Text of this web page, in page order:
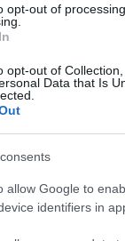
opt-out of
opt-out of
Data that Is
allow Google to
identifiers in
Scott, aki
koncertjét
van az, hogy
egy játékban
a Fortnite-